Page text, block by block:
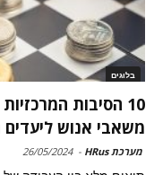
בלוגים
10 הסיבות
משאבי אנוש ליעדים
מערכת HRus -
26/05/2024